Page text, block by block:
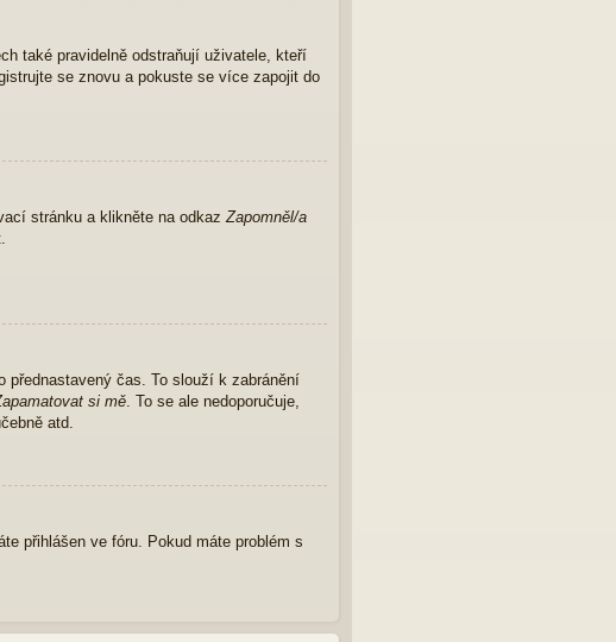
také pravidelně odstraňují uživatele, kteří
se znovu a pokuste se více zapojit do
stránku a klikněte na odkazZapomněl/a
přednastavený čas. To slouží k zabránění
si mě . To se ale nedoporučuje,
atd.
přihlášen ve fóru. Pokud máte problém s